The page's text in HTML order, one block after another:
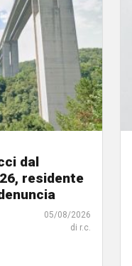
dal
residente
05/08/2026
di r.c.